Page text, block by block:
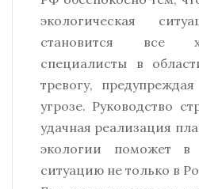
экологическая
становится все
специалисты в
тревогу,
угрозе. Руководство
удачная реализация
экологии поможет в
ситуацию не только в